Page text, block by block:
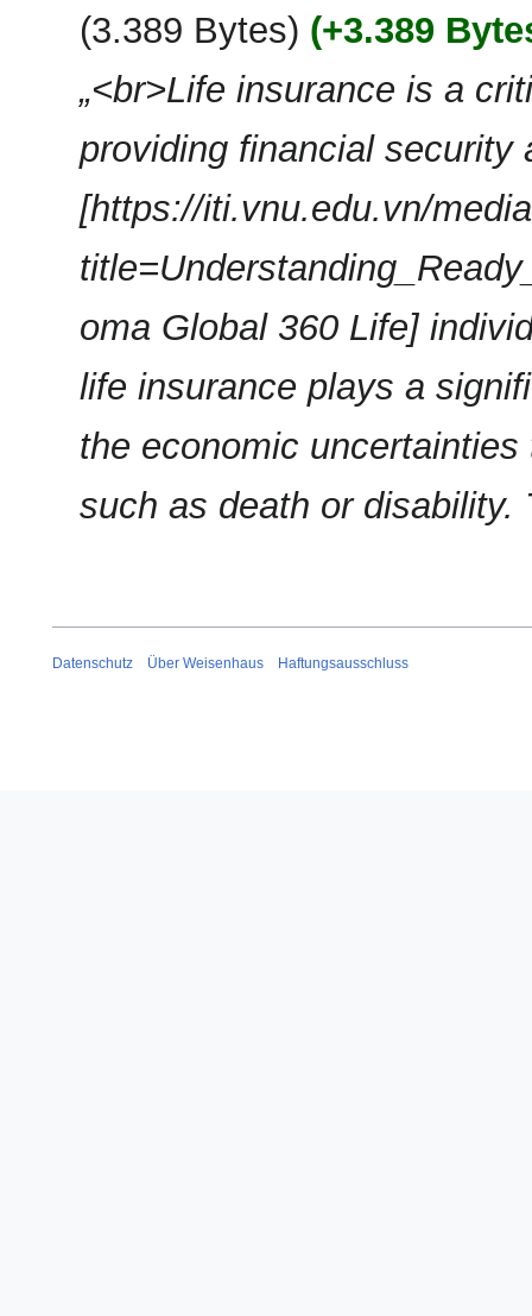
20253.389 Bytes
+3.389
„<br>Life insurance is a
providing financial security
[https://iti.vnu.edu.vn/
oma Global 360 Life]
life insurance plays a
the economic
such as death or
Datenschutz Über Weisenhaus Haftungsausschluss